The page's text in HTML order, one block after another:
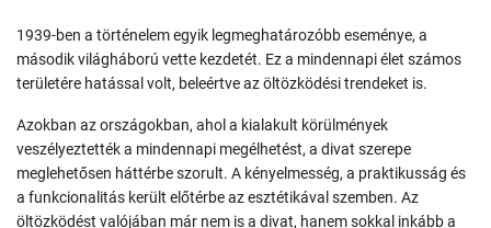
1939-ben a történelem egyik legmeghatározóbb eseménye, a
második világháború vette kezdetét. Ez a mindennapi élet számos
területére hatással volt, beleértve az öltözködési trendeket is.
Azokban az országokban, ahol a kialakult körülmények
veszélyeztették a mindennapi megélhetést, a divat szerepe
meglehetősen háttérbe szorult. A kényelmesség, a praktikusság és
a funkcionalitás került előtérbe az esztétikával szemben. Az
öltözködést valójában már nem is a divat, hanem sokkal inkább a